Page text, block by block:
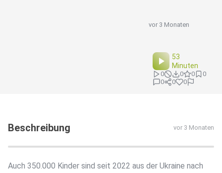
vor 3 Monaten
53
Minuten
0 0 0
0
0
0 0
Beschreibung vor 3 Monaten
Auch 350.000 Kinder sind seit 2022 aus der Ukraine nach